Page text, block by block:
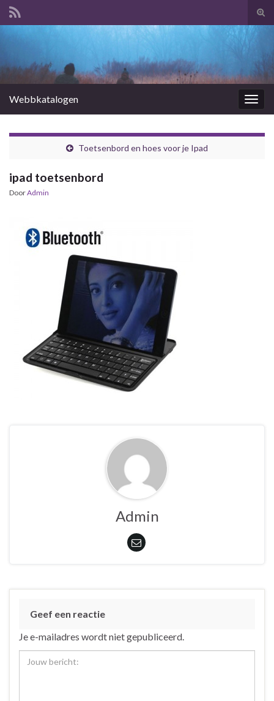
Webbkatalogen
Toetsenbord en hoes voor je Ipad
ipad toetsenbord
DoorAdmin
Admin
Geef een reactie
Je e-mailadres wordt niet gepubliceerd.